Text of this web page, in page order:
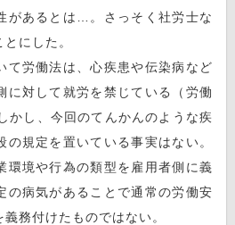
があるとは…。さっそく社労士な
にした。
労働法は、心疾患や伝染病など
に対して就労を禁じている（労働
かし、今回のてんかんのような疾
の規定を置いている事実はない。
環境や行為の類型を雇用者側に義
の病気があることで通常の労働安
務付けたものではない。